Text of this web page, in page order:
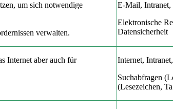
um sich notwendige
verwalten.
E-Mail, Intranet,
Elektronische
Datensicherheit
Internet aber auch für
Internet,
Suchabfragen
(Lesezeichen,